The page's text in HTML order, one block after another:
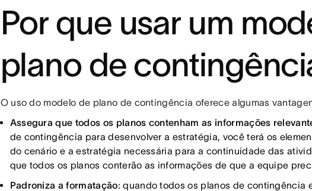
Por que usar um
plano de
O uso do modelo de plano de contingência oferece algumas
Assegura que todos os planos contenham as informações
de contingência para desenvolver a estratégia, você terá os
do cenário e a estratégia necessária para a continuidade das
que todos os planos conterão as informações de que a equipe
Padroniza a formatação: quando todos os planos de contingência